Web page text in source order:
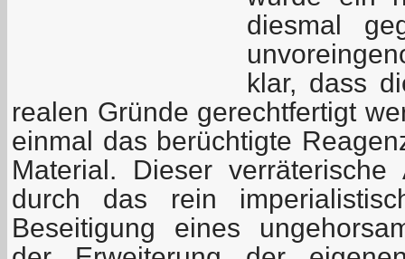
diesmal
klar, dass
realen Gründe gerechtfertigt
einmal das berüchtigte
Material. Dieser
durch das rein
Beseitigung eines